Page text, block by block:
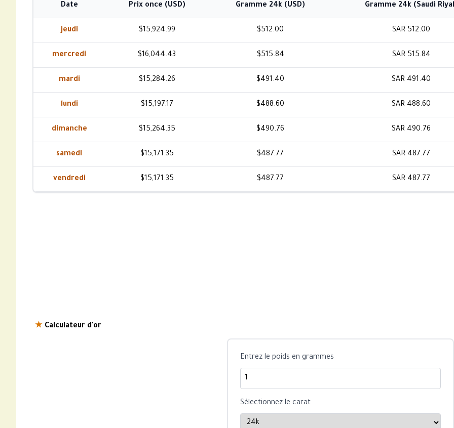
Date Prix once (USD) Gramme 24k (USD) Gramme 24k (Saudi
jeudi $15,924.99 $512.00 SAR 512.00
mercredi $16,044.43 $515.84 SAR 515.84
mardi $15,284.26 $491.40 SAR 491.40
lundi $15,197.17 $488.60 SAR 488.60
dimanche $15,264.35 $490.76 SAR 490.76
samedi $15,171.35 $487.77 SAR 487.77
vendredi $15,171.35 $487.77 SAR 487.77
★ Calculateur d'or
Entrez le poids en grammes
Sélectionnez le carat